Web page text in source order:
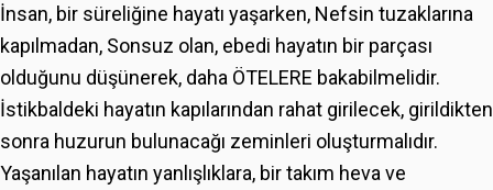
İnsan, bir süreliğine hayatı yaşarken, Nefsin tuzaklarına
kapılmadan, Sonsuz olan, ebedi hayatın bir parçası
olduğunu düşünerek, daha ÖTELERE bakabilmelidir.
İstikbaldeki hayatın kapılarından rahat girilecek, girildikten
sonra huzurun bulunacağı zeminleri oluşturmalıdır.
Yaşanılan hayatın yanlışlıklara, bir takım heva ve